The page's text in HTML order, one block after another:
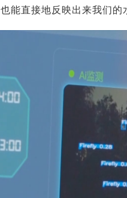
能直接地反映出来我们的